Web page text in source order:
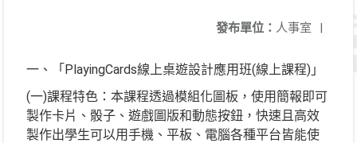
發布單位： 人事室 |
一、「PlayingCards線上桌遊設計應用班(線上課程)」
(一)課程特色：本課程透過模組化圖板，使用簡報即可
製作卡片、骰子、遊戲圖版和動態按鈕，快速且高效
製作出學生可以用手機、平板、電腦各種平台皆能使